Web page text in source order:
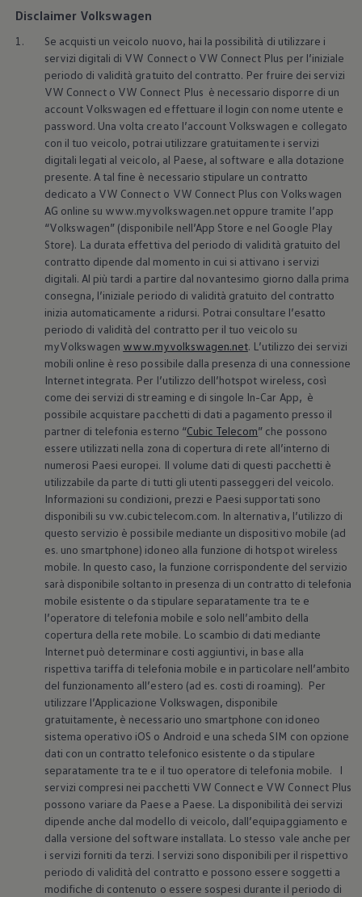
Allestimenti chiavi in mano
Trasporto persone con disabilità
Listini e Dati tecnici
Veicoli in pronta consegna
Mobilità elettrica e Ibrida Plug-In
Guida sui veicoli elettrici e sulle batterie
Veicoli elettrici
Soluzioni di ricarica e autonomia
Simulatore del tempo di ricarica
Simulatore dell’autonomia
Ricarica domestica
Ricarica in movimento
Accessori per la ricarica
Calcolo percorso
Connettività e Sicurezza
VW Connect
VW Connect per ID. Buzz
VW Connect per Amarok
VW Connect per Transporter e Caravelle
Sistemi di assistenza alla guida
Aggiornamenti software
Aggiornamenti software per ID. Buzz
Car-Net e App-connect
California App
Service
Promozioni
Manutenzione e Servizi
Piani di Manutenzione
Ricambi, Oli Motore e Fluidi
Ruote e Pneumatici
Servizio Officina Mobile
Finanziamento Save&Care
Accessori
Manuale uso e Manutenzione
Servizio Mobilità
Garanzie
Informazioni utili
Mondo Volkswagen
Il Bar del Lunedì
VanLife Stories
75 anni di Bulli
Guida autonoma
ID. Buzz al World Ducati Week 2026
Contatti
Disclaimer Volkswagen
1.
Se acquisti un veicolo nuovo, hai la possibilità di utilizzare i
servizi digitali di VW Connect o VW Connect Plus per l’iniziale
periodo di validità gratuito del contratto. Per fruire dei servizi
VW Connect o VW Connect Plus è necessario disporre di un
account Volkswagen ed effettuare il login con nome utente e
password. Una volta creato l’account Volkswagen e collegato
con il tuo veicolo, potrai utilizzare gratuitamente i servizi
digitali legati al veicolo, al Paese, al software e alla dotazione
presente. A tal fine è necessario stipulare un contratto
dedicato a VW Connect o VW Connect Plus con Volkswagen
AG online su www.myvolkswagen.net oppure tramite l’app
“Volkswagen” (disponibile nell’App Store e nel Google Play
Store). La durata effettiva del periodo di validità gratuito del
contratto dipende dal momento in cui si attivano i servizi
digitali. Al più tardi a partire dal novantesimo giorno dalla prima
consegna, l’iniziale periodo di validità gratuito del contratto
inizia automaticamente a ridursi. Potrai consultare l’esatto
periodo di validità del contratto per il tuo veicolo su
myVolkswagen www.myvolkswagen.net. L’utilizzo dei servizi
mobili online è reso possibile dalla presenza di una connessione
Internet integrata. Per l’utilizzo dell’hotspot wireless, così
come dei servizi di streaming e di singole In-Car App, è
possibile acquistare pacchetti di dati a pagamento presso il
partner di telefonia esterno “Cubic Telecom” che possono
essere utilizzati nella zona di copertura di rete all’interno di
numerosi Paesi europei. Il volume dati di questi pacchetti è
utilizzabile da parte di tutti gli utenti passeggeri del veicolo.
Informazioni su condizioni, prezzi e Paesi supportati sono
disponibili su vw.cubictelecom.com. In alternativa, l’utilizzo di
questo servizio è possibile mediante un dispositivo mobile (ad
es. uno smartphone) idoneo alla funzione di hotspot wireless
mobile. In questo caso, la funzione corrispondente del servizio
sarà disponibile soltanto in presenza di un contratto di telefonia
mobile esistente o da stipulare separatamente tra te e
l’operatore di telefonia mobile e solo nell’ambito della
copertura della rete mobile. Lo scambio di dati mediante
Internet può determinare costi aggiuntivi, in base alla
rispettiva tariffa di telefonia mobile e in particolare nell’ambito
del funzionamento all’estero (ad es. costi di roaming). Per
utilizzare l’Applicazione Volkswagen, disponibile
gratuitamente, è necessario uno smartphone con idoneo
sistema operativo iOS o Android e una scheda SIM con opzione
dati con un contratto telefonico esistente o da stipulare
separatamente tra te e il tuo operatore di telefonia mobile. I
servizi compresi nei pacchetti VW Connect e VW Connect Plus
possono variare da Paese a Paese. La disponibilità dei servizi
dipende anche dal modello di veicolo, dall’equipaggiamento e
dalla versione del software installata. Lo stesso vale anche per
i servizi forniti da terzi. I servizi sono disponibili per il rispettivo
periodo di validità del contratto e possono essere soggetti a
modifiche di contenuto o essere sospesi durante il periodo di